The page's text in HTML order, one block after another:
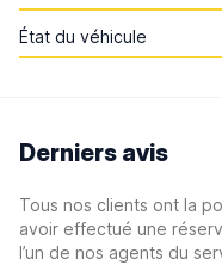
État du véhicule
Derniers avis
Tous nos clients ont la
avoir effectué une
l’un de nos agents du